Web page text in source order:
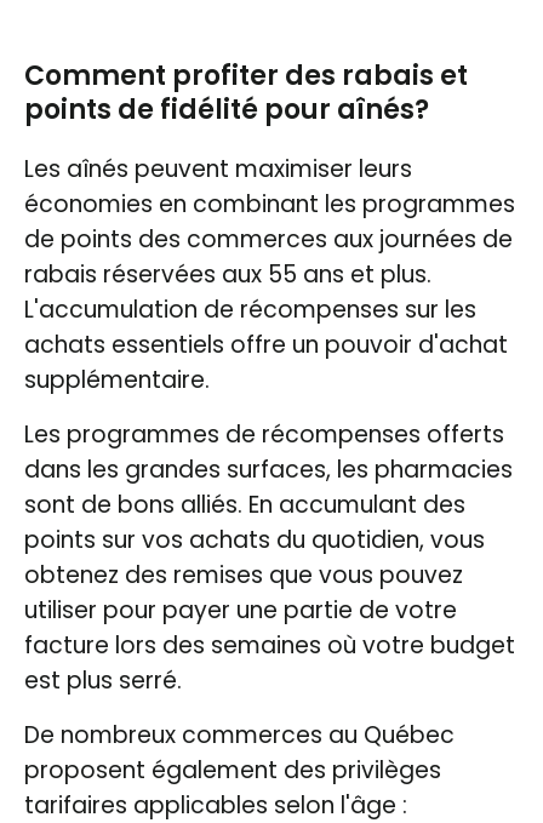
Comment profiter des rabais et
points de fidélité pour aînés?
Les aînés peuvent maximiser leurs
économies en combinant les programmes
de points des commerces aux journées de
rabais réservées aux 55 ans et plus.
L'accumulation de récompenses sur les
achats essentiels offre un pouvoir d'achat
supplémentaire.
Les programmes de récompenses offerts
dans les grandes surfaces, les pharmacies
sont de bons alliés. En accumulant des
points sur vos achats du quotidien, vous
obtenez des remises que vous pouvez
utiliser pour payer une partie de votre
facture lors des semaines où votre budget
est plus serré.
De nombreux commerces au Québec
proposent également des privilèges
tarifaires applicables selon l'âge :